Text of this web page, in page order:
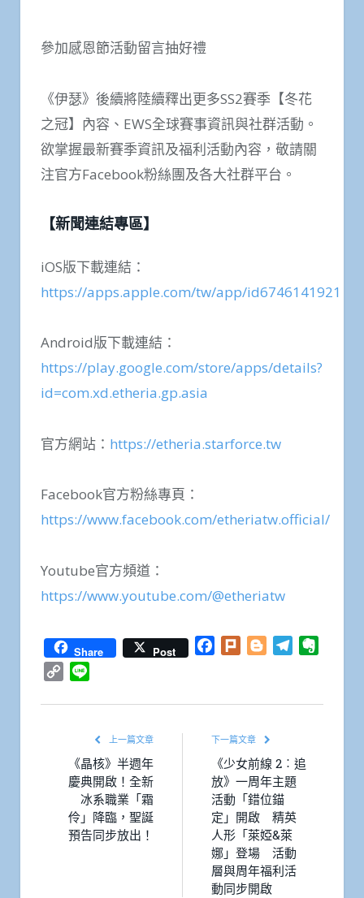
參加感恩節活動留言抽好禮
《伊瑟》後續將陸續釋出更多SS2賽季【冬花
之冠】內容、EWS全球賽事資訊與社群活動。
欲掌握最新賽季資訊及福利活動內容，敬請關
注官方Facebook粉絲團及各大社群平台。
【新聞連結專區】
iOS版下載連結：
https://apps.apple.com/tw/app/id6746141921
Android版下載連結：
https://play.google.com/store/apps/details?
id=com.xd.etheria.gp.asia
官方網站： https://etheria.starforce.tw
Facebook官方粉絲專頁：
https://www.facebook.com/etheriatw.official/
Youtube官方頻道：
https://www.youtube.com/@etheriatw
Share Post Facebook
Plurk BloggerTelegram
Copy
上一篇文章
《晶核》半週年
慶典開啟！全新
冰系職業「霜
伶」降臨，聖誕
預告同步放出！
下一篇文章
《少女前線 2︰追
放》一周年主題
活動「錯位錨
定」開啟 精英
人形「萊婭&萊
娜」登場 活動
層與周年福利活
動同步開啟